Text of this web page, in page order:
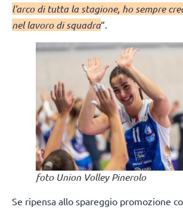
l’arco di tutta la stagione, ho sempre
nel lavoro di squadra“.
foto Union Volley Pinerolo
Se ripensa allo spareggio promozione